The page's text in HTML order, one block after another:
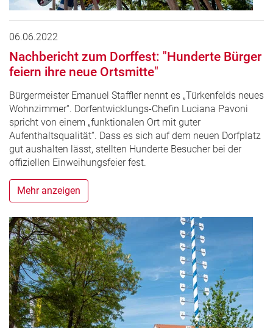
06.06.2022
Nachbericht zum Dorffest: "Hunderte Bürger
feiern ihre neue Ortsmitte"
Bürgermeister Emanuel Staffler nennt es „Türkenfelds neues
Wohnzimmer“. Dorfentwicklungs-Chefin Luciana Pavoni
spricht von einem „funktionalen Ort mit guter
Aufenthaltsqualität“. Dass es sich auf dem neuen Dorfplatz
gut aushalten lässt, stellten Hunderte Besucher bei der
offiziellen Einweihungsfeier fest.
Mehr anzeigen